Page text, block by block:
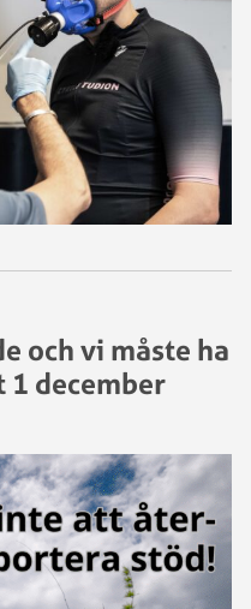
och vi måste ha
december